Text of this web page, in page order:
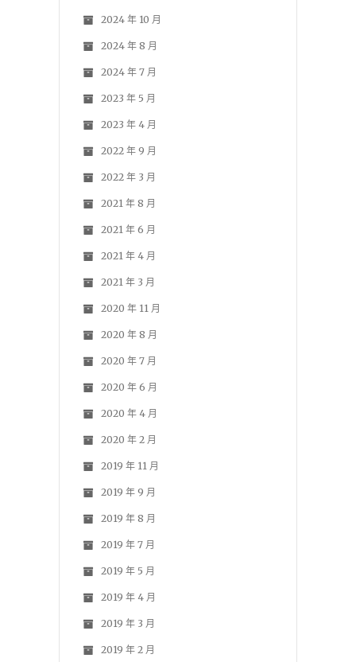
2024 年 10 月
2024 年 8 月
2024 年 7 月
2023 年 5 月
2023 年 4 月
2022 年 9 月
2022 年 3 月
2021 年 8 月
2021 年 6 月
2021 年 4 月
2021 年 3 月
2020 年 11 月
2020 年 8 月
2020 年 7 月
2020 年 6 月
2020 年 4 月
2020 年 2 月
2019 年 11 月
2019 年 9 月
2019 年 8 月
2019 年 7 月
2019 年 5 月
2019 年 4 月
2019 年 3 月
2019 年 2 月